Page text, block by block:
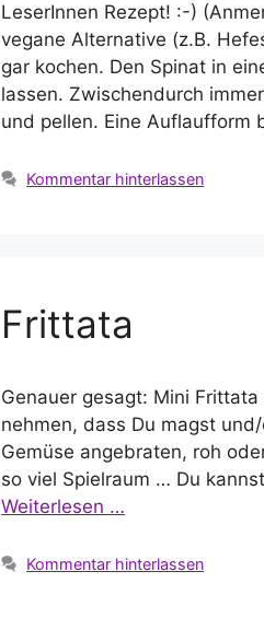
LeserInnen Rezept! :-)
vegane Alternative (z.B.
gar kochen. Den Spinat in
lassen. Zwischendurch
und pellen. Eine
Kommentar hinterlassen
Frittata
Genauer gesagt: Mini
nehmen, dass Du magst
Gemüse angebraten, roh
so viel Spielraum … Du
Weiterlesen …
Kommentar hinterlassen